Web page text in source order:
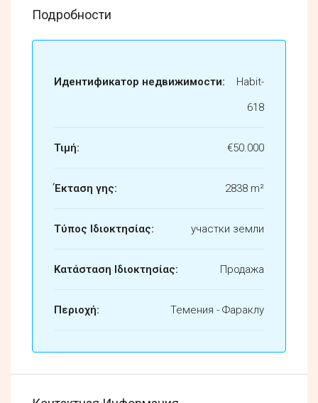
Подробности
Идентификатор недвижимости:
Habit-
618
Τιμή: €50.000
Έκταση γης: 2838 m²
Τύπος Ιδιοκτησίας: участки земли
Κατάσταση Ιδιοκτησίας: Продажа
Περιοχή: Темения - Фараклу